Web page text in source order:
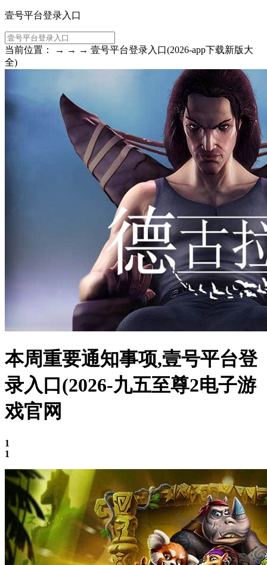
壹号平台登录入口
当前位置： → → → 壹号平台登录入口(2026-app下载新版大
全)
本周重要通知事项,壹号平台登
录入口(2026-九五至尊2电子游
戏官网
1
1